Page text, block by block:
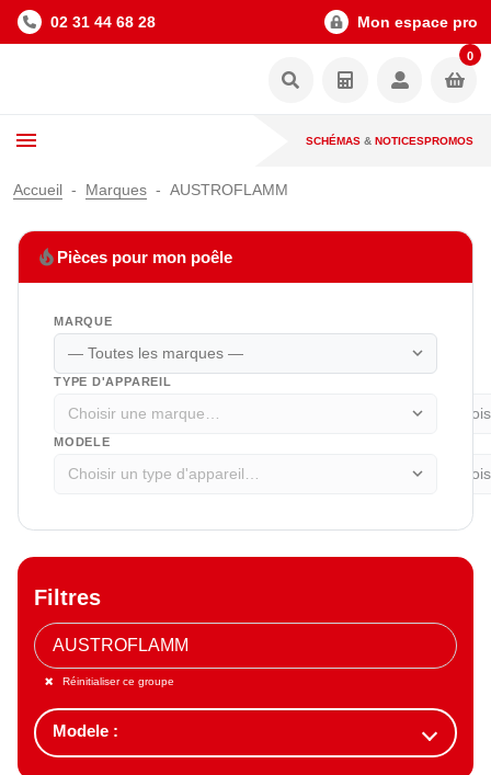
02 31 44 68 28 Mon espace pro
0
SCHÉMAS & NOTICESPROMOS
Accueil Marques AUSTROFLAMM
local_fire_department Pièces pour mon poêle
MARQUE
expand_more
TYPE D'APPAREIL
expand_more
MODELE
expand_more
Filtres
Réinitialiser ce groupe